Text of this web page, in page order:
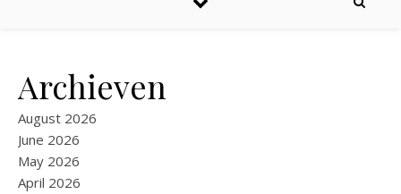
Archieven
August 2026
June 2026
May 2026
April 2026